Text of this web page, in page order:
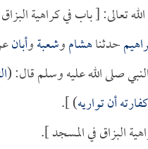
تعالى: [ باب في كراهية
حدثناهشاموشعبةوأبان
صلى الله عليه وسلم قال: (
أن تواريه) ].
البزاق في المسجد ].